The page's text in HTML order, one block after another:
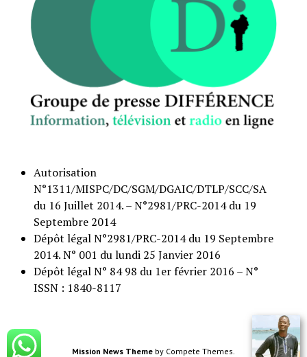
Autorisation
N°1311/MISPC/DC/SGM/DGAIC/DTLP/SCC/SA
du 16 Juillet 2014. – N°2981/PRC-2014 du 19
Septembre 2014
Dépôt légal N°2981/PRC-2014 du 19 Septembre
2014. N° 001 du lundi 25 Janvier 2016
Dépôt légal N° 84 98 du 1er février 2016 – N°
ISSN : 1840-8117
Mission News Theme by Compete Themes.